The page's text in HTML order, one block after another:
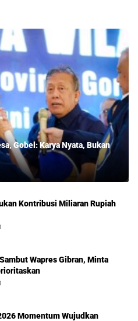
Gobel: Karya Nyata, Bukan
Kontribusi Miliaran Rupiah
Wapres Gibran, Minta
Momentum Wujudkan